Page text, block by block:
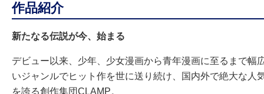
作品紹介
新たなる伝説が今、始まる
デビュー以来、少年、少女漫画から青年漫画に至るまで幅
いジャンルでヒット作を世に送り続け、国内外で絶大な人
を誇る創作集団CLAMP。